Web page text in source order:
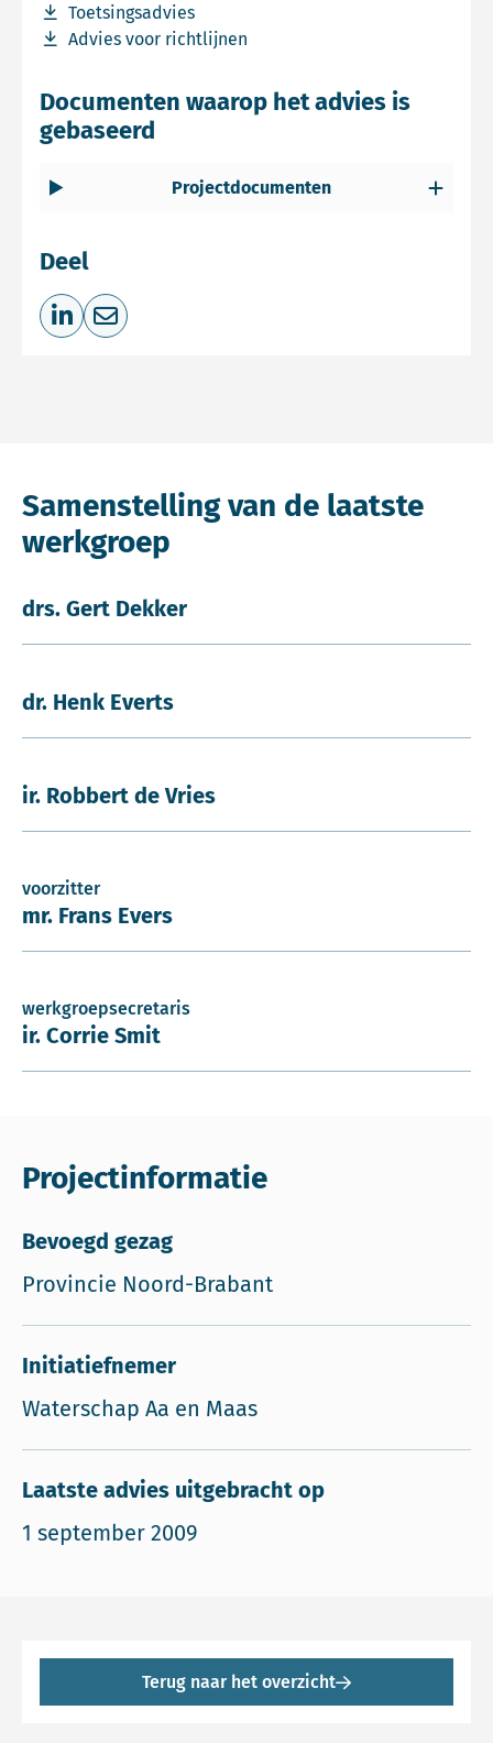
Toetsingsadvies
Download bestand Toetsingsadvies
Advies voor richtlijnen
Download bestand Advies voor richtlijnen
Documenten waarop het advies is
gebaseerd
Projectdocumenten
Deel
Deel op LinkedIn
Deel via e-mail
Samenstelling van de laatste
werkgroep
drs. Gert Dekker
dr. Henk Everts
ir. Robbert de Vries
voorzitter
mr. Frans Evers
werkgroepsecretaris
ir. Corrie Smit
Projectinformatie
Bevoegd gezag
Provincie Noord-Brabant
Initiatiefnemer
Waterschap Aa en Maas
Laatste advies uitgebracht op
1 september 2009
Terug naar het overzicht